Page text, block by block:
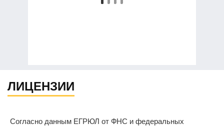
ЛИЦЕНЗИИ
Согласно данным ЕГРЮЛ от ФНС и федеральных